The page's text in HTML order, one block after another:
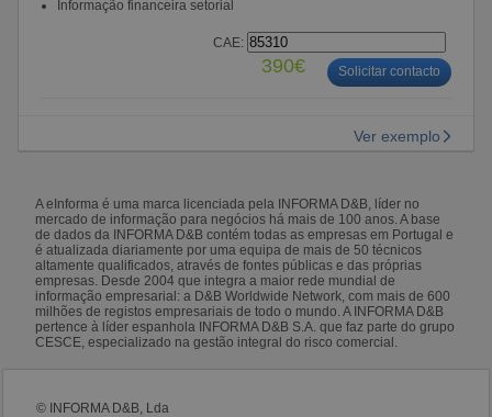
Informação financeira setorial
CAE:
390€ Solicitar contacto
Ver exemplo
A eInforma é uma marca licenciada pela INFORMA D&B, líder no
mercado de informação para negócios há mais de 100 anos. A base
de dados da INFORMA D&B contém todas as empresas em Portugal e
é atualizada diariamente por uma equipa de mais de 50 técnicos
altamente qualificados, através de fontes públicas e das próprias
empresas. Desde 2004 que integra a maior rede mundial de
informação empresarial: a D&B Worldwide Network, com mais de 600
milhões de registos empresariais de todo o mundo. A INFORMA D&B
pertence à líder espanhola INFORMA D&B S.A. que faz parte do grupo
CESCE, especializado na gestão integral do risco comercial.
© INFORMA D&B, Lda